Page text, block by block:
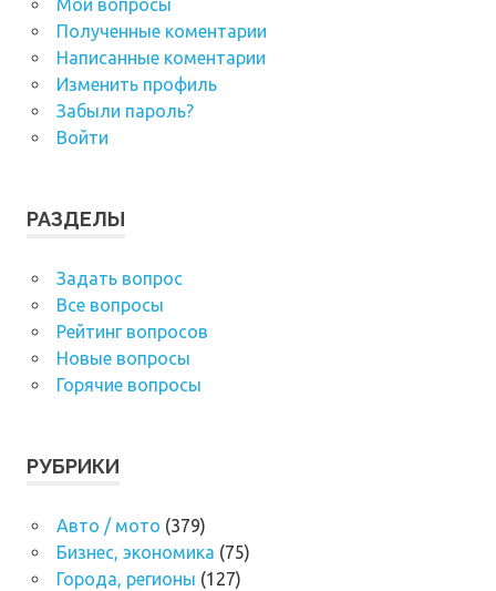
Мои вопросы
Полученные коментарии
Написанные коментарии
Изменить профиль
Забыли пароль?
Войти
РАЗДЕЛЫ
Задать вопрос
Все вопросы
Рейтинг вопросов
Новые вопросы
Горячие вопросы
РУБРИКИ
Авто / мото (379)
Бизнес, экономика (75)
Города, регионы (127)